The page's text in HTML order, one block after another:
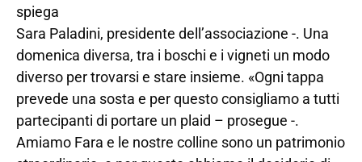
spiega
Sara Paladini, presidente dell’associazione -. Una
domenica diversa, tra i boschi e i vigneti un modo
diverso per trovarsi e stare insieme. «Ogni tappa
prevede una sosta e per questo consigliamo a tutti
partecipanti di portare un plaid – prosegue -.
Amiamo Fara e le nostre colline sono un patrimonio